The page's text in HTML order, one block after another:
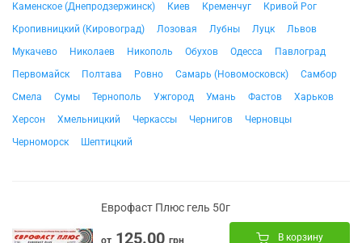
Каменское (Днепродзержинск)
Киев Кременчуг
Кривой Рог
Кропивницкий (Кировоград)
Лозовая Лубны Луцк
Львов
Мукачево
Николаев Никополь Обухов Одесса
Павлоград
Первомайск
Полтава Ровно Самарь (Новомосковск)
Самбор
Смела
Сумы Тернополь Ужгород Умань Фастов
Харьков
Херсон
Хмельницкий Черкассы Чернигов
Черновцы
Черноморск
Шептицкий
Еврофаст Плюс гель 50г
от 125.00 грн В корзину